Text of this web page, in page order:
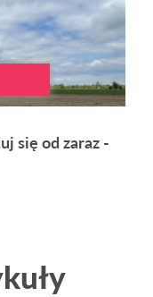
się od zaraz -